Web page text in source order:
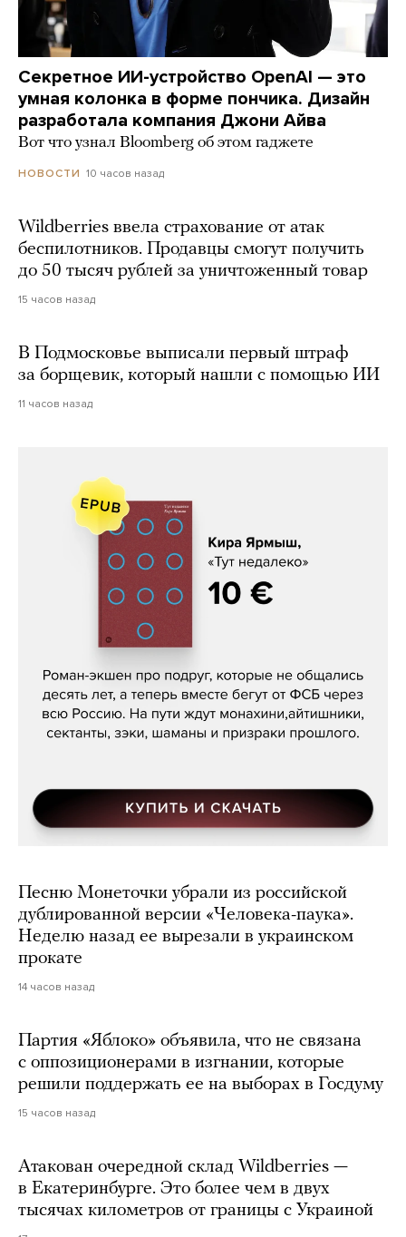
Секретное ИИ-устройство OpenAI — это
умная колонка в форме пончика. Дизайн
разработала компания Джони Айва
Вот что узнал Bloomberg об этом гаджете
НОВОСТИ 10 часов назад
Wildberries ввела страхование от атак
беспилотников. Продавцы смогут получить
до 50 тысяч рублей за уничтоженный товар
15 часов назад
В Подмосковье выписали первый штраф
за борщевик, который нашли с помощью ИИ
11 часов назад
Кира Ярмыш, «Тут недалеко»
Песню Монеточки убрали из российской
дублированной версии «Человека-паука».
Неделю назад ее вырезали в украинском
прокате
14 часов назад
Партия «Яблоко» объявила, что не связана
с оппозиционерами в изгнании, которые
решили поддержать ее на выборах в Госдуму
15 часов назад
Атакован очередной склад Wildberries —
в Екатеринбурге. Это более чем в двух
тысячах километров от границы с Украиной